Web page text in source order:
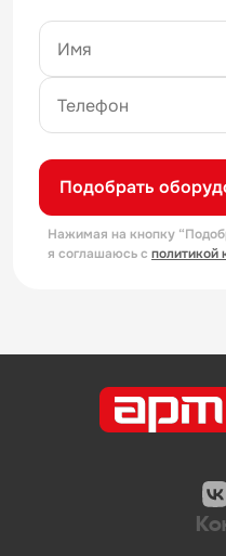
Подобрать
Нажимая на кнопку
я соглашаюсь с политикой